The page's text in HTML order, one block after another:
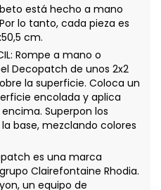
está hecho a mano
lo tanto, cada pieza es
cm.
Rompe a mano o
Decopatch de unos 2x2
la superficie. Coloca un
encolada y aplica
Superpon los
base, mezclando colores
es una marca
Clairefontaine Rhodia.
un equipo de